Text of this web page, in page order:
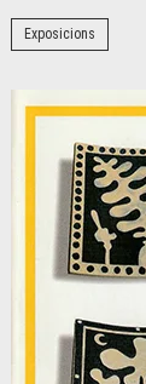
Exposicions